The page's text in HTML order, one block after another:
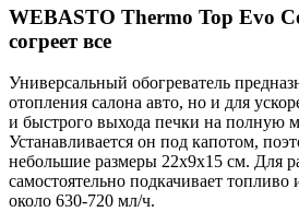
WEBASTO Thermo Top Evo
согреет все
Универсальный обогреватель
отопления салона авто, но и для
и быстрого выхода печки на полную
Устанавливается он под капотом,
небольшие размеры 22х9х15 см. Для
самостоятельно подкачивает топливо
около 630-720 мл/ч.